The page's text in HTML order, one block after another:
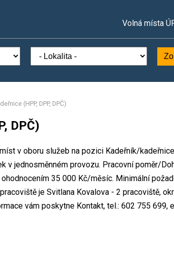
Volná místa
(HPP, DPP, DPČ)
DPČ)
v oboru služeb na pozici Kadeřník/
v jednosměnném provozu. Pracovní poměr/
35 000 Kč/měsíc. Minimální
je Svitlana Kovalova - 2 pracoviště,
vám poskytne Kontakt, tel.: 602 755 699,